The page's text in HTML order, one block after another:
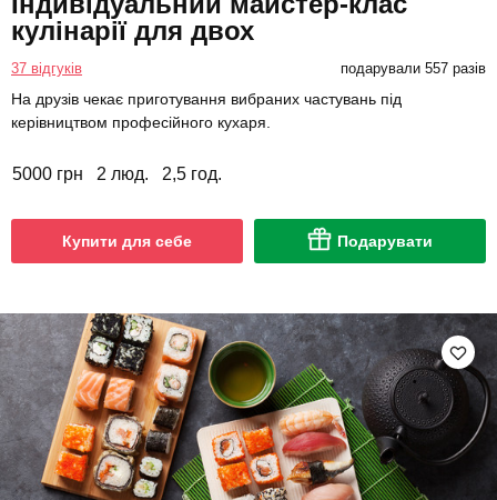
кулінарії для двох
37 відгуків подарували 557 разів
На друзів чекає приготування вибраних частувань під
керівництвом професійного кухаря.
5000 грн 2 люд. 2,5 год.
Купити для себе Подарувати